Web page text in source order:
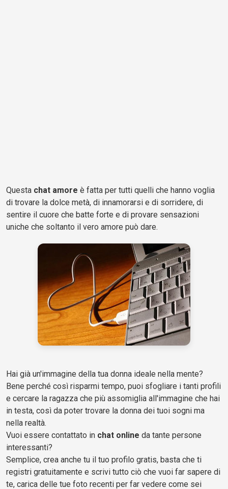
Questa chat amore è fatta per tutti quelli che hanno voglia
di trovare la dolce metà, di innamorarsi e di sorridere, di
sentire il cuore che batte forte e di provare sensazioni
uniche che soltanto il vero amore può dare.
Hai già un'immagine della tua donna ideale nella mente?
Bene perché così risparmi tempo, puoi sfogliare i tanti profili
e cercare la ragazza che più assomiglia all'immagine che hai
in testa, così da poter trovare la donna dei tuoi sogni ma
nella realtà.
Vuoi essere contattato in chat online da tante persone
interessanti?
Semplice, crea anche tu il tuo profilo gratis, basta che ti
registri gratuitamente e scrivi tutto ciò che vuoi far sapere di
te, carica delle tue foto recenti per far vedere come sei